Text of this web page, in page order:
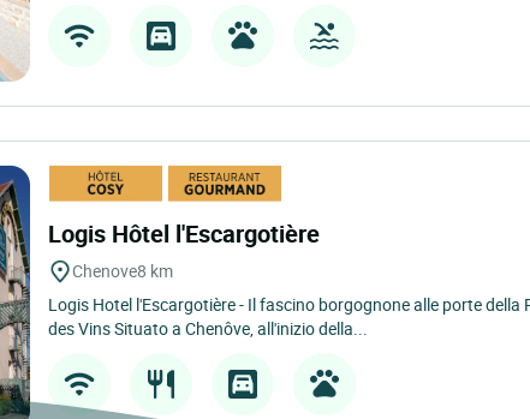
Logis Hôtel l'Escargotière
Chenove8 km
Logis Hotel l'Escargotière - Il fascino borgognone alle porte della
des Vins Situato a Chenôve, all'inizio della...